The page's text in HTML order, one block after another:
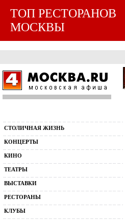
ТОП РЕСТОРАНОВ
МОСКВЫ
СТОЛИЧНАЯ ЖИЗНЬ
КОНЦЕРТЫ
КИНО
ТЕАТРЫ
ВЫСТАВКИ
РЕСТОРАНЫ
КЛУБЫ